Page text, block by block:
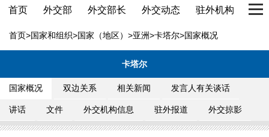
首页 外交部 外交部长 外交动态 驻外机构 国
首页>国家和组织>国家（地区） >亚洲>卡塔尔>国家概况
卡塔尔
国家概况 双边关系 相关新闻 发言人有关谈话
讲话 文件 外交机构信息 驻外报道 外交掠影